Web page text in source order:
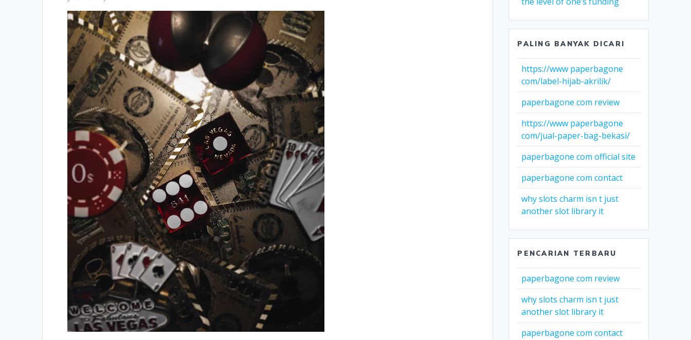
PALING BANYAK DICARI
https://www paperbagone
com/label-hijab-akrilik/
paperbagone com review
https://www paperbagone
com/jual-paper-bag-bekasi/
paperbagone com official site
paperbagone com contact
why slots charm isn t just
another slot library it
PENCARIAN TERBARU
paperbagone com review
why slots charm isn t just
another slot library it
paperbagone com contact